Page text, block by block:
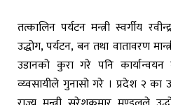
तत्कालिन पर्यटन मन्त्री स्वर्गीय
उद्धोग, पर्यटन, बन तथा वातावरण
उडानको कुरा गरे पनि
व्य्वसायीले गुनासो गरे । प्रदेश २ का